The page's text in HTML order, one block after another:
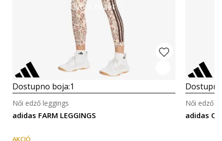
Gyors nézet
Dostupno boja:1
adidas FARM LEGGINGS
Női edző leggings
AKCIÓ
adidas
Női edző